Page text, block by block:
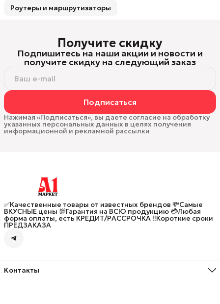
Роутеры и маршрутизаторы
Получите скидку
Подпишитесь на наши акции и новости и
получите скидку на следующий заказ
Подписаться
Нажимая «Подписаться», вы даете согласие на обработку
указанных персональных данных в целях получения
информационной и рекламной рассылки
✅Качественные товары от известных брендов 💸Самые
ВКУСНЫЕ цены 💯Гарантия на ВСЮ продукцию 💳Любая
форма оплаты, есть КРЕДИТ/РАССРОЧКА ‼️Короткие сроки
ПРЕДЗАКАЗА
Контакты